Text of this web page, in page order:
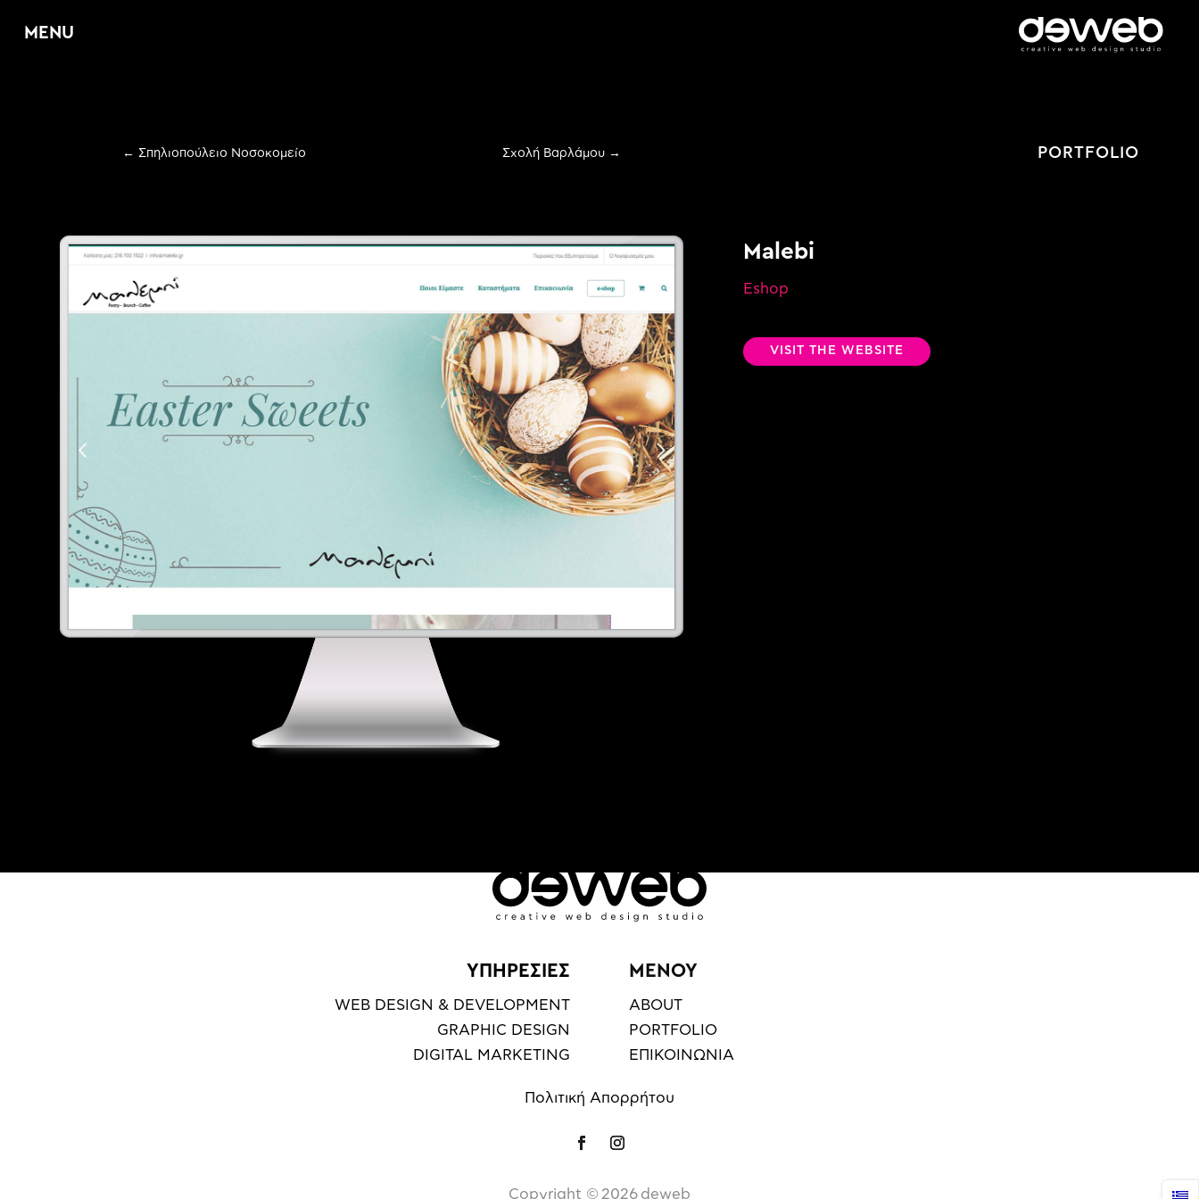
MENU
Υπηρεσίες
E Web Design & Development
EDigital Marketing
Ελληνικά
←Σπηλιοπούλειο Νοσοκομείο Σχολή Βαρλάμου → PORTFOLIO
Malebi
Eshop
VISIT THE WEBSITE
ΥΠΗΡΕΣΙΕΣ
WEB DESIGN & DEVELOPMENT
GRAPHIC DESIGN
DIGITAL MARKETING
ΜΕΝΟΥ
ABOUT
PORTFOLIO
ΕΠΙΚΟΙΝΩΝΙΑ
Πολιτική Απορρήτου
Copyright ©️ 2026 deweb